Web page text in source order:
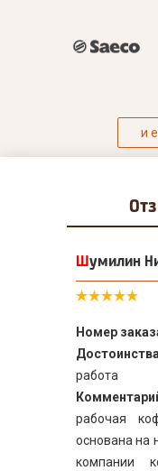
и
Шумилин
Номер
работа
рабочая
основана на
компании